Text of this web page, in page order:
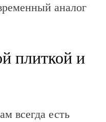
аналог
плиткой и
всегда есть